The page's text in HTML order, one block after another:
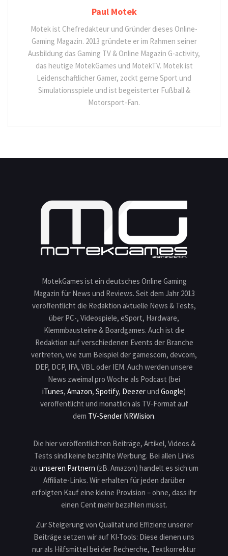
Paul Motek
Motek ist Chefredakteur und Gründer dieses Online-
Gaming Magazin. 2013 gründete er im Rahmen seiner
Ausbildung das Gaming TV & Online Magazin G-activity,
das heutige MotekGames und MotekTV. Motek ist
Leidenschaftlicher Gamer, zockt gerne Sport und
Simulationsspiele und ist begeisterter Fußball &
Motorsport-Fan.
MotekGames ist ein deutsches Online Gaming
Magazin für News und Reviews. Seit dem Jahr 2013
veröffentlicht die Redaktion aktuelle News & Tests,
über PC-, Videospiele, eSport, Hardware,
Klemmbausteine & Boardgames. Auch ist die
Redaktion auf verschiedenen Events der Branche
vertreten, wie zum Beispiel der gamescom, devcom,
DEP, DCP, IFA, VBL oder IEM. Auch werden unsere
News zweimal pro Woche als Podcast (bei
iTunes, Amazon, Spotify, Deezerund Google)
veröffentlicht und monatlich als TV-Format auf
dem TV-Sender NRWision.
Die hier veröffentlichten Beiträge, Artikel, Videos &
Tests sind keine bezahlte Werbung. Bei allen Links
zu unseren Partnern (zB. Amazon) handelt es sich um
Affiliate-Links. Wir erhalten für jeden darüber
erfolgten Kauf eine kleine Provision – ohne, dass ihr
einen Cent mehr bezahlen müsst.
Zur Steigerung von Qualität und Effizienz unserer
Beiträge setzen wir auf KI-Tools: Diese dienen uns
nur als Hilfsmittel bei der Recherche, Textkorrektur